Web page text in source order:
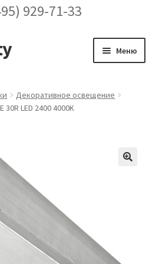
929-71-33
Меню
Декоративное освещение
30R LED 2400 4000K